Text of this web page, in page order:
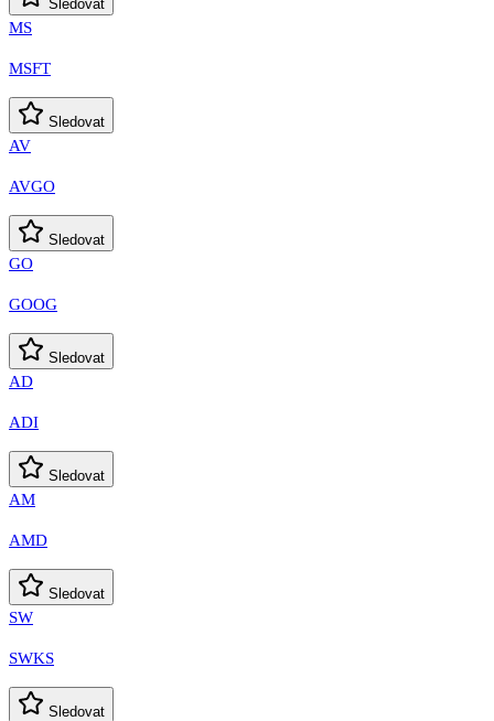
Sledovat
MS
MSFT
Sledovat
AV
AVGO
Sledovat
GO
GOOG
Sledovat
AD
ADI
Sledovat
AM
AMD
Sledovat
SW
SWKS
Sledovat